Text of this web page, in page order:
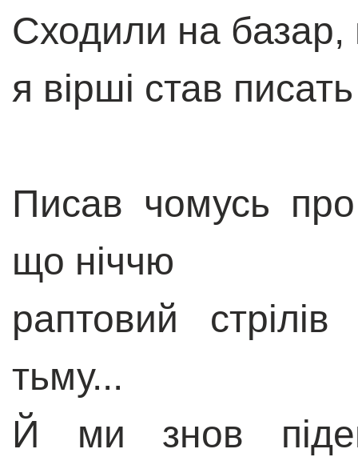
Сходили на
я вірші став
Писав чомусь
що ніччю
раптовий
тьму...
Й ми знов